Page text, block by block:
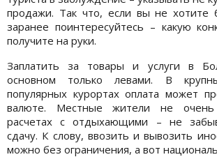
продажи. Так что, если вы не хотите
заранее поинтересуйтесь – какую
получите на руки.
Заплатить за товары и услуги в
основном только левами. В
популярных курортах оплата может
валюте. Местные жители не
расчетах с отдыхающими – не
сдачу. К слову, ввозить и вывозить
можно без ограничения, а вот